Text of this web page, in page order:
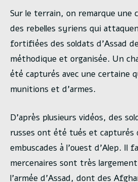
Sur le terrain, on remarque une
des rebelles syriens qui
fortifiées des soldats d’Assad
méthodique et organisée. Un
été capturés avec une certaine
munitions et d’armes.
D’après plusieurs vidéos, des
russes ont été tués et capturés
embuscades à l’ouest d’Alep. Il
mercenaires sont très
l’armée d’Assad, dont des